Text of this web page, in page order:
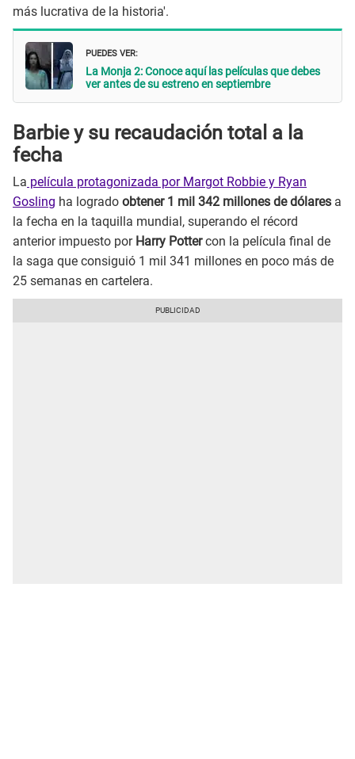
más lucrativa de la historia'.
PUEDES VER:
La Monja 2: Conoce aquí las películas que debes
ver antes de su estreno en septiembre
Barbie y su recaudación total a la
fecha
La película protagonizada por Margot Robbie y Ryan
Gosling ha logrado obtener 1 mil 342 millones de dólares a
la fecha en la taquilla mundial, superando el récord
anterior impuesto por Harry Pottercon la película final de
la saga que consiguió 1 mil 341 millones en poco más de
25 semanas en cartelera.